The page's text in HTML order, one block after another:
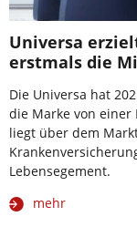
Universa
erstmals die
Die Universa hat
die Marke von einer
liegt über dem
Lebensegement.
mehr